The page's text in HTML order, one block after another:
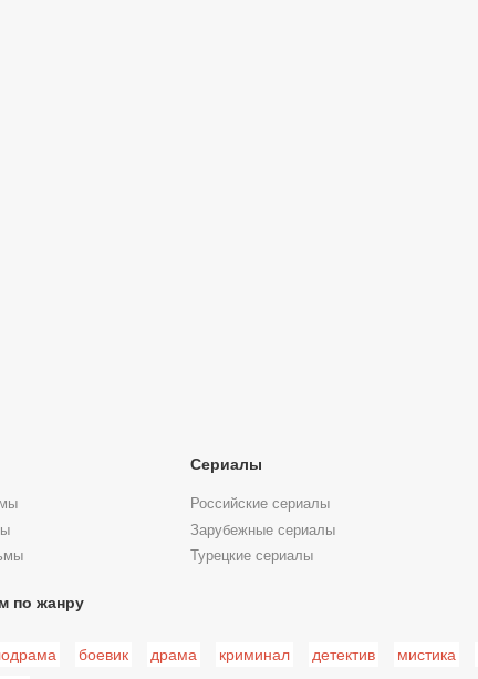
Сериалы
Российские сериалы
Зарубежные сериалы
Турецкие сериалы
по жанру
боевик драма криминал детектив мистика